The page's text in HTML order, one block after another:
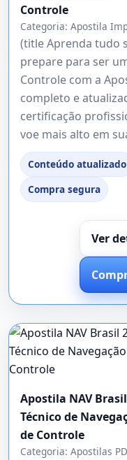
Controle
Categoria: Apostila
(title Aprenda tudo
prepare para ser
Controle com a
completo e
certificação
voe mais alto em
Conteúdo atualizado
Compra segura
Ver
Apostila NAV
Técnico de
de Controle
Categoria: Apostilas